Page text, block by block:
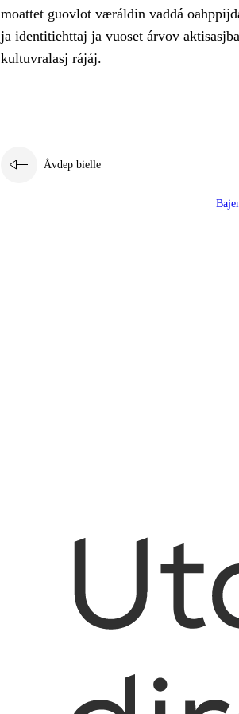
moattet guovlot væráldin vaddá
ja identitiehttaj ja vuoset árvov
kultuvralasj rájáj.
Åvdep bielle